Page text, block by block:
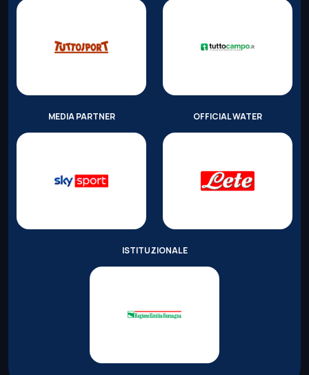
MEDIA PARTNER OFFICIAL WATER
ISTITUZIONALE